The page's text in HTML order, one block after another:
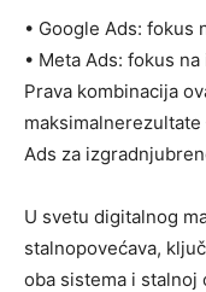
• Google Ads: fokus
• Meta Ads: fokus na
Prava kombinacija
maksimalnerezultate
Ads za
U svetu digitalnog
stalnopovećava,
oba sistema i stalnoj